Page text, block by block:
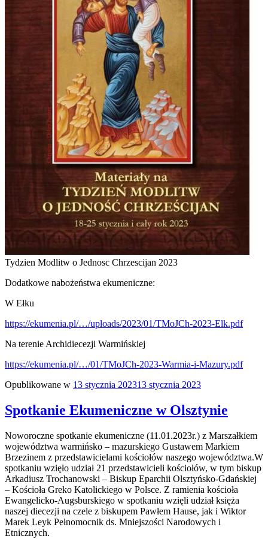
Tydzien Modlitw o Jednosc Chrzescijan 2023
Dodatkowe nabożeństwa ekumeniczne:
W Ełku
https://ekumenia.pl/…/uploads/2023/01/TMoJCh-2023-Elk.pdf
Na terenie Archidiecezji Warmińskiej
https://ekumenia.pl/…/01/TMoJCh-2023-Warmia-i-Mazury.pdf
Opublikowane w 13 stycznia 202313 stycznia 2023
Spotkanie Ekumeniczne w Olsztynie
Noworoczne spotkanie ekumeniczne (11.01.2023r.) z Marszałkiem
województwa warmińsko – mazurskiego Gustawem Markiem
Brzezinem z przedstawicielami kościołów naszego województwa.W
spotkaniu wzięło udział 21 przedstawicieli kościołów, w tym biskup
Arkadiusz Trochanowski – Biskup Eparchii Olsztyńsko-Gdańskiej
– Kościoła Greko Katolickiego w Polsce. Z ramienia kościoła
Ewangelicko-Augsburskiego w spotkaniu wzięli udział księża
naszej diecezji na czele z biskupem Pawłem Hause, jak i Wiktor
Marek Leyk Pełnomocnik ds. Mniejszości Narodowych i
Etnicznych.